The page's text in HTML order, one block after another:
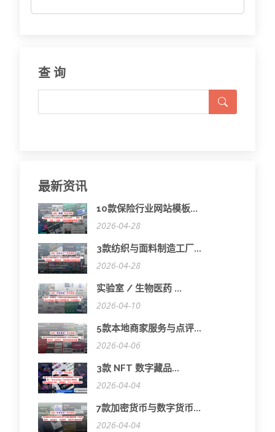
查 询
最新资讯
10款保险行业网站模板...
2026-04-28
3款纺织与面料制造工厂...
2026-04-28
实验室 / 生物医药 ...
2026-04-10
5款本地商家服务与点评...
2026-04-06
3款 NFT 数字藏品...
2026-04-04
7款加密货币与数字货币...
2026-04-04